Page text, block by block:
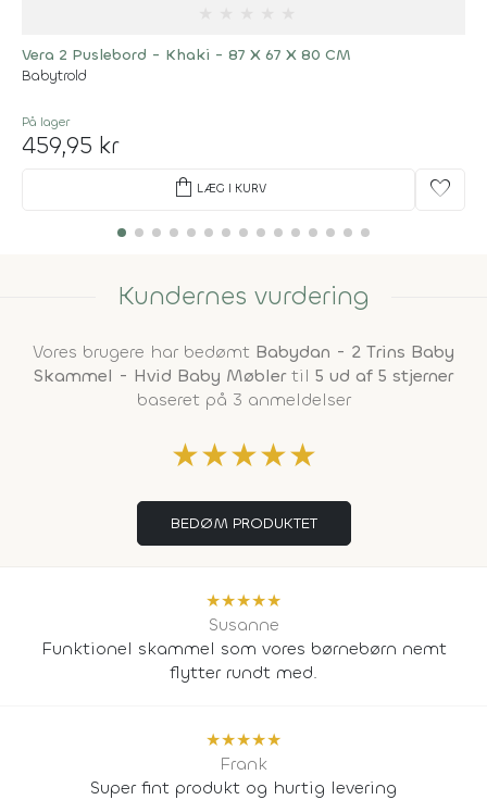
Vera 2 Puslebord - Khaki - 87 X 67 X 80 CM
Babytrold
På lager
459,95 kr
shopping_bag LÆG I KURV favorite
Kundernes vurdering
Vores brugere har bedømt Babydan - 2 Trins Baby
Skammel - Hvid Baby Møblertil 5 ud af 5 stjerner
baseret på 3 anmeldelser
★★★★★
BEDØM PRODUKTET
★★★★★
Susanne
Funktionel skammel som vores børnebørn nemt
flytter rundt med.
★★★★★
Frank
Super fint produkt og hurtig levering